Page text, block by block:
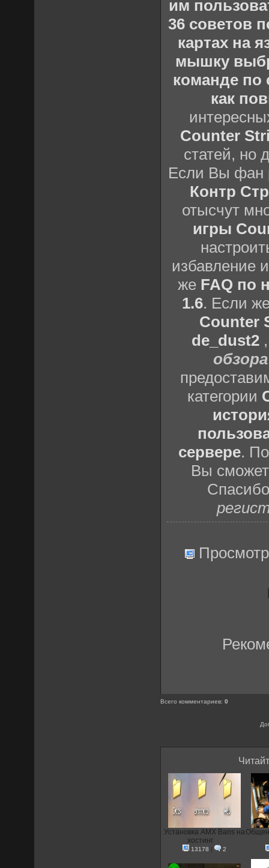
им
36 советов
картах на
мышку
команде по
как
Counter
статей, но
Если Вы фан
Контр
отысчут
игры
избавление
же FAQ по
1.6. Если
Counter
de_dust2
категории
сервере.
Вы
Всего комментариев:0
Установка AMX Bans на
хостинг
13178 | 2